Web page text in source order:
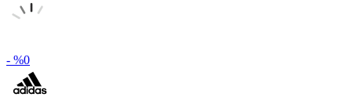
- %0